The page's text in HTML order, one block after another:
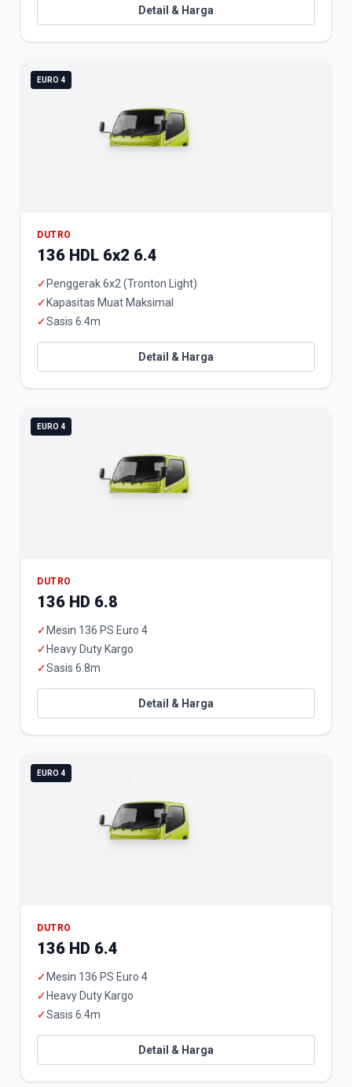
Detail & Harga
EURO 4
DUTRO
136 HDL 6x2 6.4
✓ Penggerak 6x2 (Tronton Light)
✓ Kapasitas Muat Maksimal
✓Sasis 6.4m
Detail & Harga
EURO 4
DUTRO
136 HD 6.8
✓ Mesin 136 PS Euro 4
✓ Heavy Duty Kargo
✓Sasis 6.8m
Detail & Harga
EURO 4
DUTRO
136 HD 6.4
✓ Mesin 136 PS Euro 4
✓ Heavy Duty Kargo
✓Sasis 6.4m
Detail & Harga